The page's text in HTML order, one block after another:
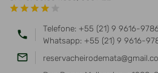
starstarstarstar
phone
Telefone: +55 (21) 9 9616-
Whatsapp: +55 (21) 9 9616-
mail_outline